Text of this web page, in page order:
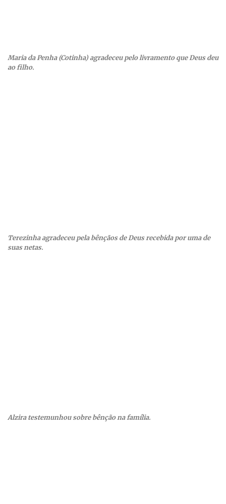
Maria da Penha (Cotinha) agradeceu pelo livramento que Deus deu
ao filho.
Terezinha agradeceu pela bênçãos de Deus recebida por uma de
suas netas.
Alzira testemunhou sobre bênção na família.